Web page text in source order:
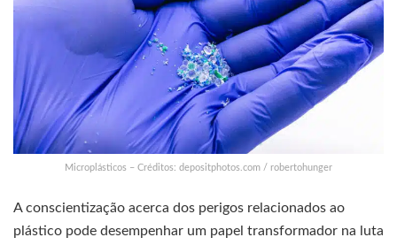
Microplásticos – Créditos: depositphotos.com / robertohunger
A conscientização acerca dos perigos relacionados ao
plástico pode desempenhar um papel transformador na luta